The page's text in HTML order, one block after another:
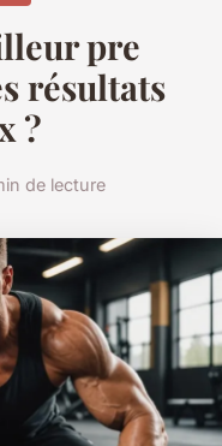
pre
résultats
?
de lecture